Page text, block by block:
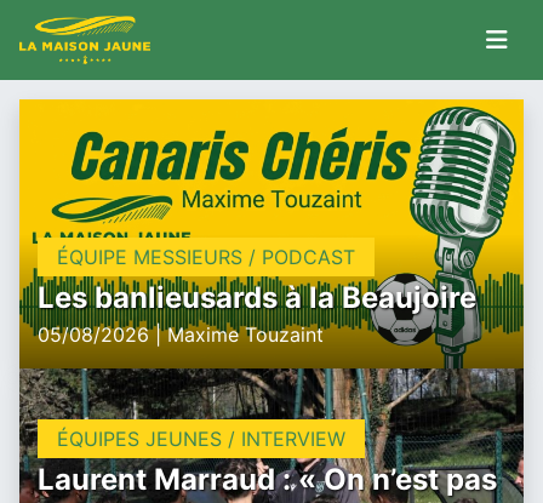
ÉQUIPE MESSIEURS / PODCAST
Les banlieusards à la Beaujoire
05/08/2026 | Maxime Touzaint
ÉQUIPES JEUNES / INTERVIEW
Laurent Marraud : « On n’est pas